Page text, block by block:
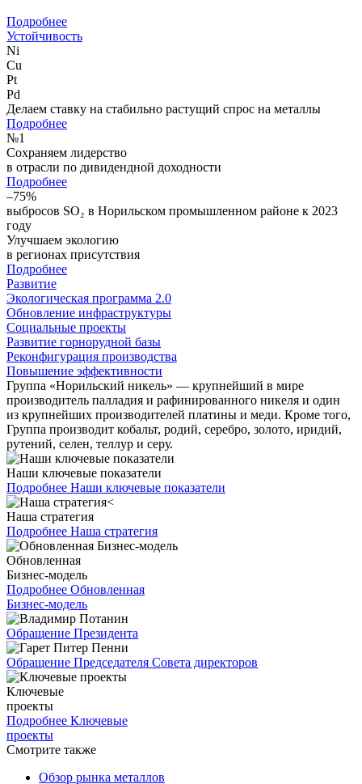
Подробнее
Устойчивость
Ni
Cu
Pt
Pd
Делаем ставку на стабильно растущий спрос на металлы
Подробнее
№1
Сохраняем лидерство
в отрасли по дивидендной доходности
Подробнее
–75%
выбросов SO₂ в Норильском промышленном районе к 2023
году
Улучшаем экологию
в регионах присутствия
Подробнее
Развитие
Экологическая программа 2.0
Обновление инфраструктуры
Социальные проекты
Развитие горнорудной базы
Реконфигурация производства
Повышение эффективности
Группа «Норильский никель» — крупнейший в мире
производитель палладия и рафинированного никеля и один
из крупнейших производителей платины и меди. Кроме того,
Группа производит кобальт, родий, серебро, золото, иридий,
рутений, селен, теллур и серу.
Наши ключевые показатели
Подробнее Наши ключевые показатели
Наша стратегия
Подробнее Наша стратегия
Обновленная
Бизнес-модель
Подробнее Обновленная
Бизнес-модель
Обращение Президента
Обращение Председателя Совета директоров
Ключевые
проекты
Подробнее Ключевые
проекты
Смотрите также
Обзор рынка металлов